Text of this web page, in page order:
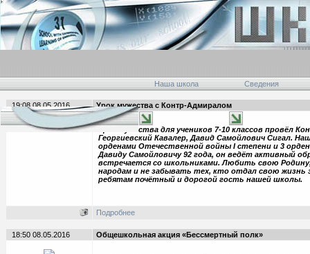
Наша школа Сведения
19:08 08.05.2016 Урок мужества с Контр-Адмиралом
рок мужества для учеников 7-10 классов провёл
Георгиевский Кавалер, Давид Самойлович Сигал.
орденами Отечественной войны I степени и 3
Давиду Самойловичу 92 года, он ведёт активный
встречается со школьниками. Любить свою
народам и не забывать тех, кто отдал свою жизнь
ребятам почётный и дорогой гость нашей школы.
Подробнее
18:50 08.05.2016 Общешкольная акция «Бессмертный полк»